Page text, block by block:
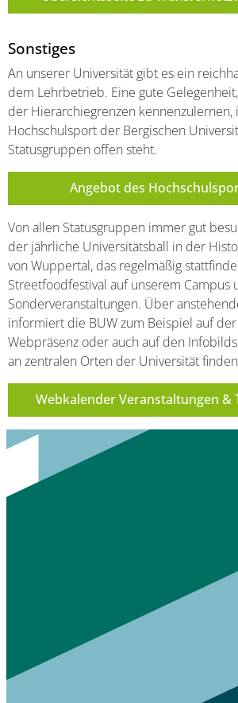
Sonstiges
An unserer Universität gibt es ein
dem Lehrbetrieb. Eine gute
der Hierarchiegrenzen
Hochschulsport der Bergischen
Statusgruppen offen steht.
Angebot des
Von allen Statusgruppen immer gut
der jährliche Universitätsball in der
von Wuppertal, das regelmäßig
Streetfoodfestival auf unserem Campus
Sonderveranstaltungen. Über
informiert die BUW zum Beispiel auf
Webpräsenz oder auch auf den
an zentralen Orten der Universität
Webkalender Veranstaltungen &